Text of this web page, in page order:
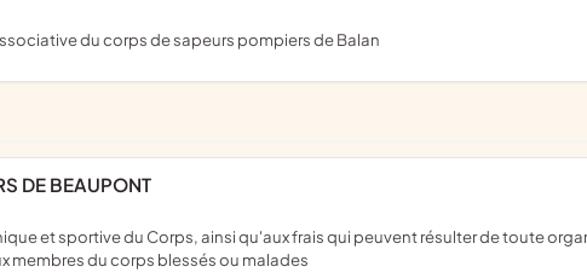
du corps de sapeurs pompiers de Balan
DE BEAUPONT
membres du corps blessés ou malades